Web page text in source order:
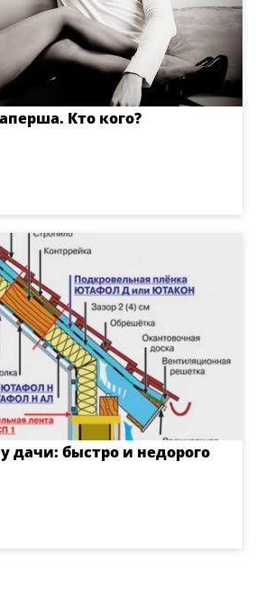
Кто кого?
дачи: быстро и недорого